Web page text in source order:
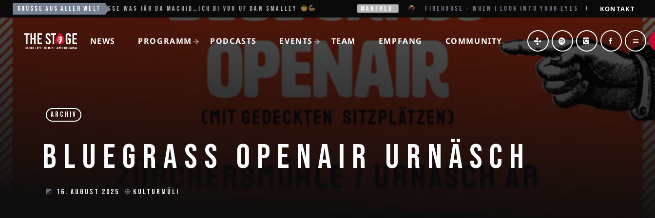
GRÜSSE AUS ALLER WELT
SLOW IT DOWN EXTRAKLASSE WAS IÄR DA MACHID…ICH BI VOU UF DAN SMALLEY MANFRED FIREHOUSE - WHEN I LOOK INTO YOUR EYES GRÜSSE AUS DEM
KONTAKT
NEWS PROGRAMM PODCASTS EVENTS TEAM EMPFANG COMMUNITY menu
ARCHIV
BLUEGRASS OPENAIR URNÄSCH
today 16. AUGUST 2025 my_location KULTURMÜLI